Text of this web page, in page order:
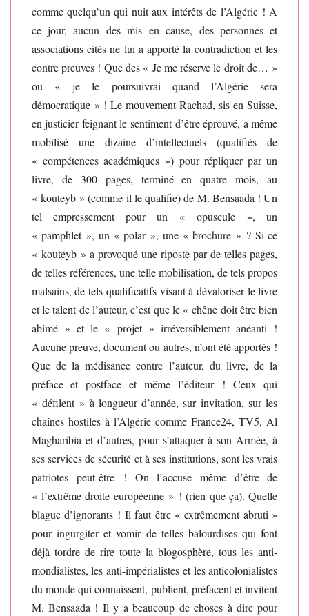
comme quelqu’un qui nuit aux intérêts de l’Algérie ! A
ce jour, aucun des mis en cause, des personnes et
associations cités ne lui a apporté la contradiction et les
contre preuves ! Que des « Je me réserve le droit de… »
ou « je le poursuivrai quand l’Algérie sera
démocratique » ! Le mouvement Rachad, sis en Suisse,
en justicier feignant le sentiment d’être éprouvé, a même
mobilisé une dizaine d’intellectuels (qualifiés de
« compétences académiques ») pour répliquer par un
livre, de 300 pages, terminé en quatre mois, au
« kouteyb » (comme il le qualifie) de M. Bensaada ! Un
tel empressement pour un « opuscule », un
« pamphlet », un « polar », une « brochure » ? Si ce
« kouteyb » a provoqué une riposte par de telles pages,
de telles références, une telle mobilisation, de tels propos
malsains, de tels qualificatifs visant à dévaloriser le livre
et le talent de l’auteur, c’est que le « chêne doit être bien
abîmé » et le « projet » irréversiblement anéanti !
Aucune preuve, document ou autres, n’ont été apportés !
Que de la médisance contre l’auteur, du livre, de la
préface et postface et même l’éditeur ! Ceux qui
« défilent » à longueur d’année, sur invitation, sur les
chaînes hostiles à l’Algérie comme France24, TV5, Al
Magharibia et d’autres, pour s’attaquer à son Armée, à
ses services de sécurité et à ses institutions, sont les vrais
patriotes peut-être ! On l’accuse même d’être de
« l’extrême droite européenne » ! (rien que ça). Quelle
blague d’ignorants ! Il faut être « extrêmement abruti »
pour ingurgiter et vomir de telles balourdises qui font
déjà tordre de rire toute la blogosphère, tous les anti-
mondialistes, les anti-impérialistes et les anticolonialistes
du monde qui connaissent, publient, préfacent et invitent
M. Bensaada ! Il y a beaucoup de choses à dire pour